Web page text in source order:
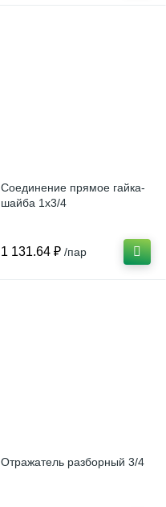
Соединение прямое гайка-
шайба 1х3/4
1 131.64 ₽ /пар
Отражатель разборный 3/4